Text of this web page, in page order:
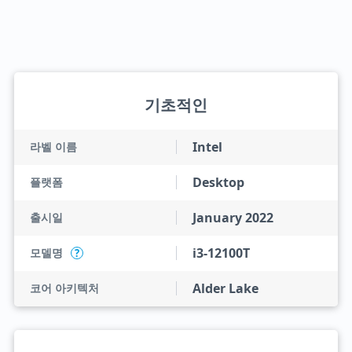
기초적인
라벨 이름 Intel
플랫폼 Desktop
출시일 January 2022
모델명 ? i3-12100T
코어 아키텍처 Alder Lake